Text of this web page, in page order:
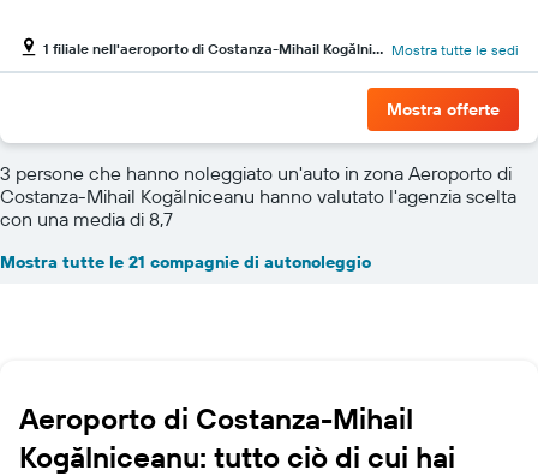
1 filiale nell'aeroporto di Costanza-Mihail Kogălniceanu Mostra tutte le sedi
Mostra offerte
3 persone che hanno noleggiato un'auto in zona Aeroporto di
Costanza-Mihail Kogălniceanu hanno valutato l'agenzia scelta
con una media di 8,7
Mostra tutte le 21 compagnie di autonoleggio
Aeroporto di Costanza-Mihail
Kogălniceanu: tutto ciò di cui hai